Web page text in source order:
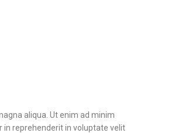
aliqua. Ut enim ad minim
in reprehenderit in voluptate velit